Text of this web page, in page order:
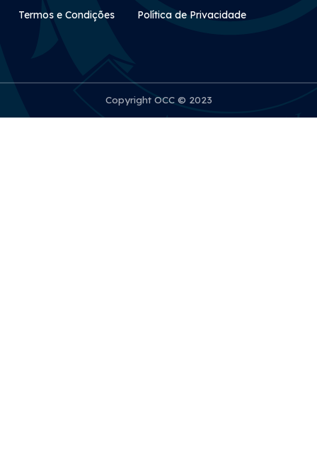
Rodapé Secundário
Termos e Condições Política de Privacidade
Copyright OCC © 2023